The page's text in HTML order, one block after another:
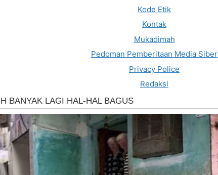
Kode Etik
Kontak
Mukadimah
Pedoman Pemberitaan Media Siber
Privacy Police
Redaksi